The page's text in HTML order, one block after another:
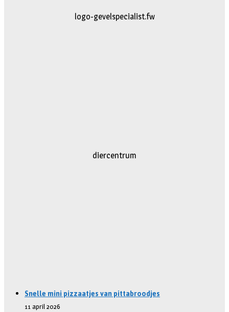
logo-gevelspecialist.fw
diercentrum
Snelle mini pizzaatjes van pittabroodjes
11 april 2026